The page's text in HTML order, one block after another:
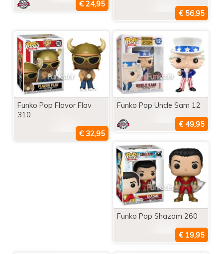
Funko Pop Flavor Flav
310
Funko Pop Uncle Sam 12
Funko Pop Shazam 260